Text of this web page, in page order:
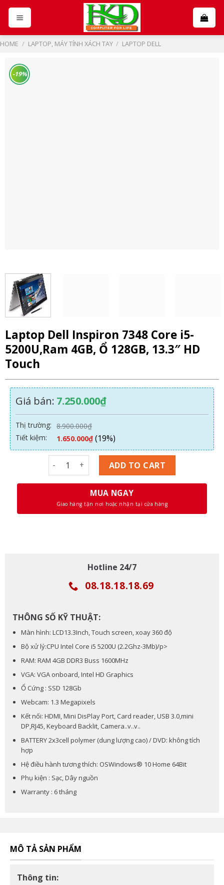
Skip
content
HOME / LAPTOP, MÁY TÍNH XÁCH TAY / LAPTOP DELL
-19%
Laptop Dell Inspiron 7348 Core i5-
5200U,Ram 4GB, Ổ 128GB, 13.3″ HD
Touch
Giá bán: 7.250.000₫
Thị trường: 8.900.000₫
Tiết kiệm:
1.650.000₫ (19%)
Laptop Dell Inspiron 7348 Core i5-5200U,Ram
ADD TO CART
MUA NGAY
Giao hàng tận nơi hoặc nhận tại cửa hàng
Hotline 24/7
08.18.18.18.69
THÔNG SỐ KỸ THUẬT:
Màn hình: LCD13.3Inch, Touch screen, xoay 360 độ
Bộ xử lý:CPU Intel Core i5 5200U (2.2Ghz-3Mb)/p>
RAM: RAM 4GB DDR3 Buss 1600MHz
VGA: VGA onboard, Intel HD Graphics
Ổ Cứng : SSD 128Gb
Webcam: 1.3 Megapixels
Kết nối: HDMI, Mini DisPlay Port, Card reader, USB 3.0,mini
DP,RJ45, Keyboard Backlit, Camera..v..v..
BATTERY 2x3cell polymer (dung lượng cao) / DVD: không tích
hợp
Hệ điều hành tương thích: OSWindows® 10 Home 64Bit
Phụ kiện : Sạc, Dây nguồn
Warranty : 6 tháng
MÔ TẢ SẢN PHẨM
Thông tin: